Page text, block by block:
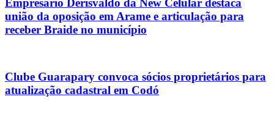
Empresário Derisvaldo da New Celular destaca
união da oposição em Arame e articulação para
receber Braide no município
Clube Guarapary convoca sócios proprietários para
atualização cadastral em Codó